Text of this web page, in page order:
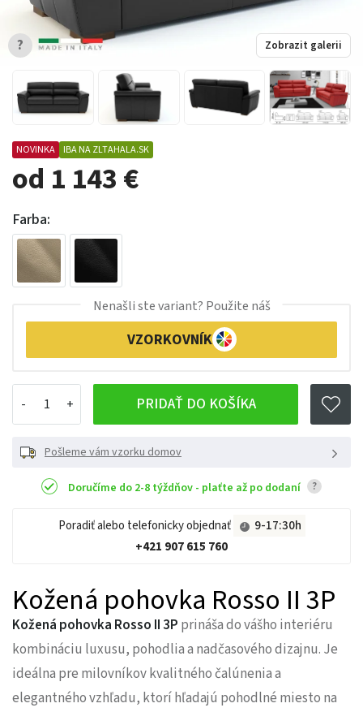
NOVINKA IBA NA ZLTAHALA.SK
od 1 143 €
Farba:
PRIDAŤ DO KOŠÍKA
Nenašli ste variant? Použite náš
VZORKOVNÍK
Pošleme vám vzorku domov
Doručíme do 2-8 týždňov - plaťte až po dodaní ?
Poradiť alebo telefonicky objednať
9-17:30h
+421 907 615 760
Zobrazit galerii
?
Kožená pohovka Rosso II 3P
Kožená pohovka Rosso II 3P prináša do vášho interiéru
kombináciu luxusu, pohodlia a nadčasového dizajnu. Je
ideálna pre milovníkov kvalitného čalúnenia a
elegantného vzhľadu, ktorí hľadajú pohodlné miesto na